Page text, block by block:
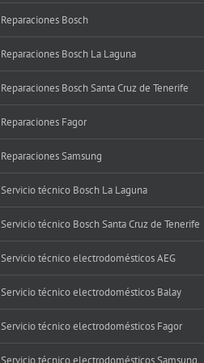
Reparaciones Bosch
Reparaciones Bosch La Laguna
Reparaciones Bosch Santa Cruz de Tenerife
Reparaciones Fagor
Reparaciones Samsung
Servicio técnico Bosch La Laguna
Servicio técnico Bosch Santa Cruz de Tenerife
Servicio técnico electrodomésticos AEG
Servicio técnico electrodomésticos Balay
Servicio técnico electrodomésticos Fagor